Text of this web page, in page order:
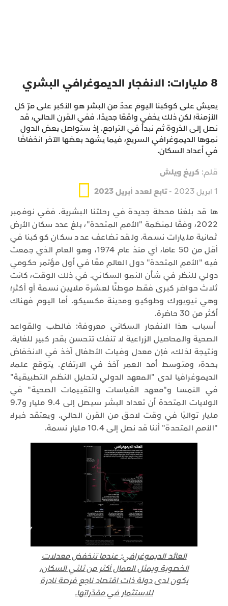
8 مليارات: الانفجار الديموغرافي البشري
يعيش على كوكبنا اليومَ عددٌ من البشر هو الأكبر على مرّ كل
الأزمنة؛ لكن ذلك يخفي واقعًا جديدًا. ففي القرن الحالي، قد
نصل إلى الذروة ثم نبدأ في التراجع. إذ ستواصل بعض الدول
نموها الديموغرافي السريع، فيما يشهد بعضها الآخر انخفاضًا
في أعداد السكان.
قلم: كريغ ويلش
1 ابريل 2023 -
تابع لعدد أبريل 2023
ها قد بلغنا محطة جديدة في رحلتنا البشرية. ففي نوفمبر
2022، وفقًا لمنظمة "الأمم المتحدة"، بلغ عدد سكان الأرض
ثمانية مليارات نسمة. ولقد تضاعف عدد سكان كوكبنا في
أقل من 50 عامًا، أي منذ عام 1974، وهو العام الذي جمعت
فيه "الأمم المتحدة" دول العالم معًا في أول مؤتمر حكومي
دولي للنظر في شأن النمو السكاني. في ذلك الوقت، كانت
ثلاث حواضر كبرى فقط موطنًا لعشرة ملايين نسمة أو أكثر؛
وهي نيويورك وطوكيو ومدينة مكسيكو. أما اليوم فهناك
أكثر من 30 حاضرة.
أسباب هذا الانفجار السكاني معروفة: فالطب والقواعد
الصحية والمحاصيل الزراعية لا تنفك تتحسن بقدر كبير للغاية.
ونتيجة لذلك، فإن معدل وفيات الأطفال آخذ في الانخفاض
بحدة، ومتوسط أمد العمر آخذ في الارتفاع. يتوقع علماء
الديموغرافيا لدى "المعهد الدولي لتحليل النظم التطبيقية"
في النمسا و"معهد القياسات والتقييمات الصحية" في
الولايات المتحدة أن تعداد البشر سيصل إلى 9.4 مليار و9.7
مليار تواليًا في وقت لاحق من القرن الحالي. ويعتقد خبراء
"الأمم المتحدة" أننا قد نصل إلى 10.4 مليار نسمة.
العائد الديموغرافي: عندما تنخفض معدلات
الخصوبة ويمثل العمال أكثر من ثلثي السكان،
يكون لدى دولة ذات اقتصاد ناجع فرصة نادرة
للاستثمار في مقدّراتها.